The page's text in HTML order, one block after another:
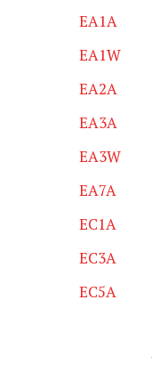
EA1A
EA1W
EA2A
EA3A
EA3W
EA7A
EC1A
EC3A
EC5A